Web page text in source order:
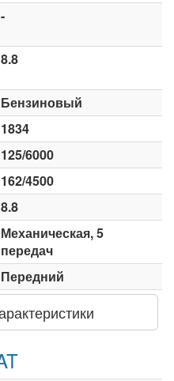
-
8.8
Бензиновый
1834
125/6000
162/4500
8.8
Механическая, 5
передач
Передний